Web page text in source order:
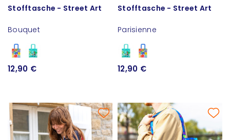
Stofftasche - Street Art
Bouquet
12,90 €
Stofftasche - Street Art
Parisienne
12,90 €